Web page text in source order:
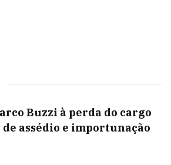
Buzzi à perda do cargo
de assédio e importunação